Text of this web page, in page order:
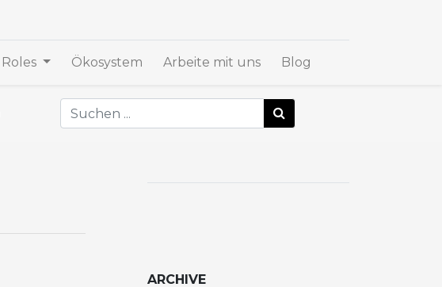
Roles Ökosystem Arbeite mit uns Blog
ARCHIVE